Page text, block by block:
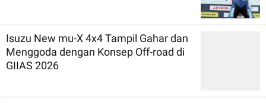
Isuzu New mu-X 4x4 Tampil Gahar dan
Menggoda dengan Konsep Off-road di
GIIAS 2026